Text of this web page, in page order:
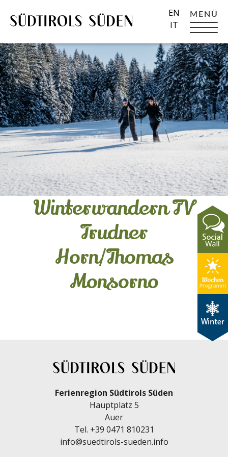
MENÜ
EN
IT
Winterwandern TV
Trudner
Horn/Thomas
Monsorno
Ferienregion Südtirols Süden
Hauptplatz 5
Auer
Tel. +39 0471 810231
info@suedtirols-sueden.info